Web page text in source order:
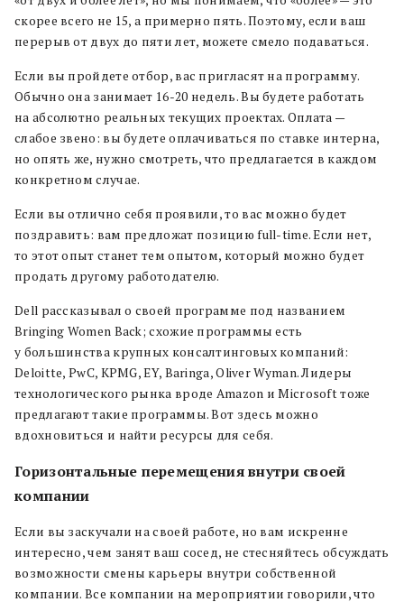
скорее всего не 15, а примерно пять. Поэтому, если ваш
перерыв от двух до пяти лет, можете смело подаваться.
Если вы пройдете отбор, вас пригласят на программу.
Обычно она занимает 16-20 недель. Вы будете работать
на абсолютно реальных текущих проектах. Оплата —
слабое звено: вы будете оплачиваться по ставке интерна,
но опять же, нужно смотреть, что предлагается в каждом
конкретном случае.
Если вы отлично себя проявили, то вас можно будет
поздравить: вам предложат позицию full-time. Если нет,
то этот опыт станет тем опытом, который можно будет
продать другому работодателю.
Dell рассказывал о своей программе под названием
Bringing Women Back; схожие программы есть
у большинства крупных консалтинговых компаний:
Deloitte, PwC, KPMG, EY, Baringa, Oliver Wyman. Лидеры
технологического рынка вроде Amazon и Microsoft тоже
предлагают такие программы. Вот здесь можно
вдохновиться и найти ресурсы для себя.
Горизонтальные перемещения внутри своей
компании
Если вы заскучали на своей работе, но вам искренне
интересно, чем занят ваш сосед, не стесняйтесь обсуждать
возможности смены карьеры внутри собственной
компании. Все компании на мероприятии говорили, что